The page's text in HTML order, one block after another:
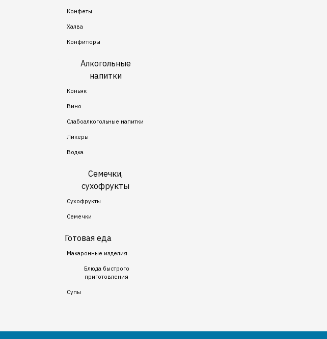
Конфеты
Халва
Конфитюры
Алкогольные
напитки
Коньяк
Вино
Слабоалкогольные напитки
Ликеры
Водка
Семечки,
сухофрукты
Сухофрукты
Семечки
Готовая еда
Макаронные изделия
Блюда быстрого
приготовления
Супы